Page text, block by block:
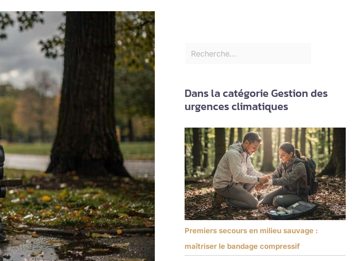
Dans la catégorie Gestion des
urgences climatiques
Premiers secours en milieu sauvage :
maîtriser le bandage compressif